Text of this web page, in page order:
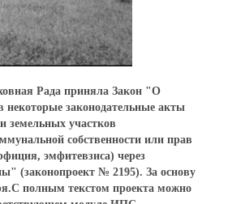
Рада приняла Закон "О
некоторые законодательные акты
земельных участков
собственности или прав
эмфитевзиса) через
(законопроект № 2195). За основу
полным текстом проекта можно